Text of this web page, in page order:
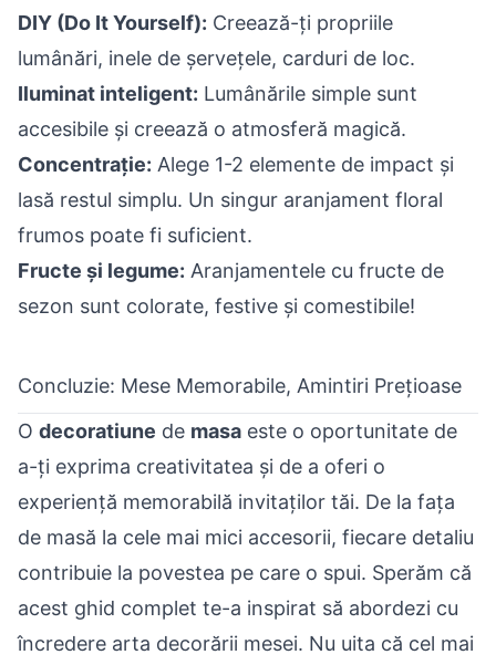
DIY (Do It Yourself): Creează-ți propriile
lumânări, inele de șervețele, carduri de loc.
Iluminat inteligent: Lumânările simple sunt
accesibile și creează o atmosferă magică.
Concentrație: Alege 1-2 elemente de impact și
lasă restul simplu. Un singur aranjament floral
frumos poate fi suficient.
Fructe și legume: Aranjamentele cu fructe de
sezon sunt colorate, festive și comestibile!
Concluzie: Mese Memorabile, Amintiri Prețioase
O decoratiune de masa este o oportunitate de
a-ți exprima creativitatea și de a oferi o
experiență memorabilă invitaților tăi. De la fața
de masă la cele mai mici accesorii, fiecare detaliu
contribuie la povestea pe care o spui. Sperăm că
acest ghid complet te-a inspirat să abordezi cu
încredere arta decorării mesei. Nu uita că cel mai